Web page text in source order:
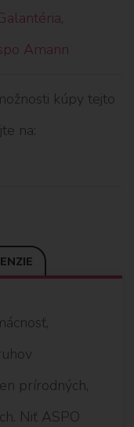
,
Amann
kúpy tejto
na:
prírodných,
Niť ASPO